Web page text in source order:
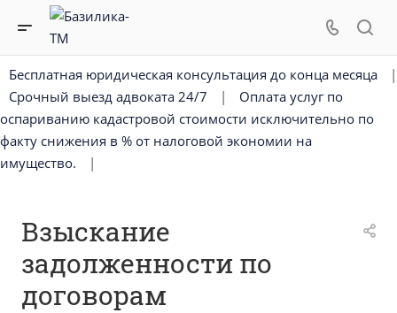
Бесплатная юридическая консультация до конца месяца
|
Срочный выезд адвоката 24/7
|
Оплата услуг по
оспариванию кадастровой стоимости исключительно по
факту снижения в % от налоговой экономии на
имущество.
|
Взыскание
задолженности по
договорам